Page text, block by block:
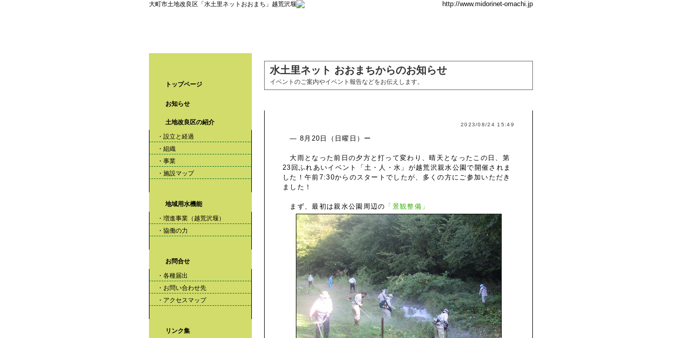
大町市土地改良区「水土里ネットおおまち」越荒沢堰 http://www.midorinet-omachi.jp
水土里ネット おおまちからのお知らせ
イベントのご案内やイベント報告などをお伝えします。
2023/08/24 15:49
― 8月20日（日曜日）ー
大雨となった前日の夕方と打って変わり、晴天となったこの日、第
23回ふれあいイベント「土・人・水」が越荒沢親水公園で開催されま
した！午前7:30からのスタートでしたが、多くの方にご参加いただき
ました！
まず、最初は親水公園周辺の 「景観整備」
トップページ
お知らせ
土地改良区の紹介
・設立と経過
・組織
・事業
・施設マップ
地域用水機能
・増進事業（越荒沢堰）
・協働の力
お問合せ
・各種届出
・お問い合わせ先
・アクセスマップ
リンク集